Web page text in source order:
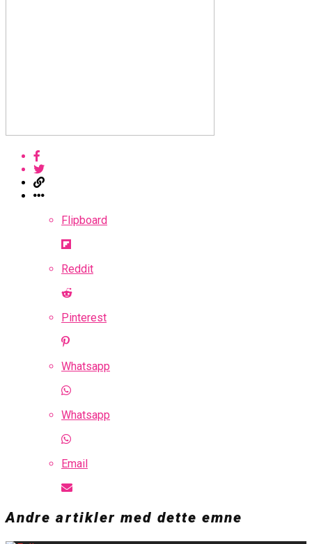
Flipboard
Reddit
Pinterest
Whatsapp
Whatsapp
Email
Andre artikler med dette emne